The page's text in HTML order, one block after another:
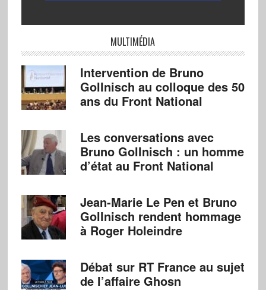
MULTIMÉDIA
Intervention de Bruno
Gollnisch au colloque des 50
ans du Front National
Les conversations avec
Bruno Gollnisch : un homme
d’état au Front National
Jean-Marie Le Pen et Bruno
Gollnisch rendent hommage
à Roger Holeindre
Débat sur RT France au sujet
de l’affaire Ghosn